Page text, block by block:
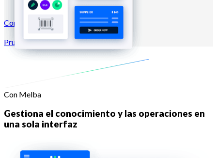
Conexión →
Prueba gratisRegistrarse
Con Melba
Gestiona el conocimiento y las operaciones en
una sola interfaz